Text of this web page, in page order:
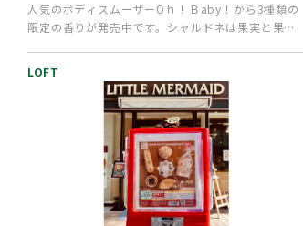
人気のボディスムーザーOｈ！Ｂaby！から3種類の
限定の香りが発売中です。シャルドネは果実と果汁
LOFT